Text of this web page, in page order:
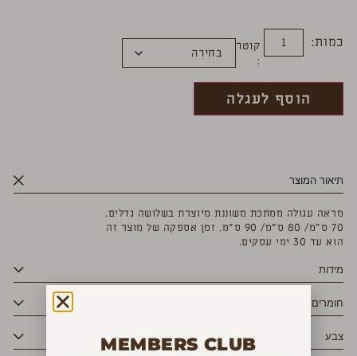
כמות: קוטר
הוסף לעגלה
תיאור המוצר
מראה עגולה ממתכת משוננת מיוצרת בשלושה גדלים.
70 ס״מ/ 80 ס״מ/ 90 ס״מ. זמן אספקה של מוצר זה
הוא עד 30 ימי עסקים.
מידות
חומרים
צבע MEMBERS CLUB